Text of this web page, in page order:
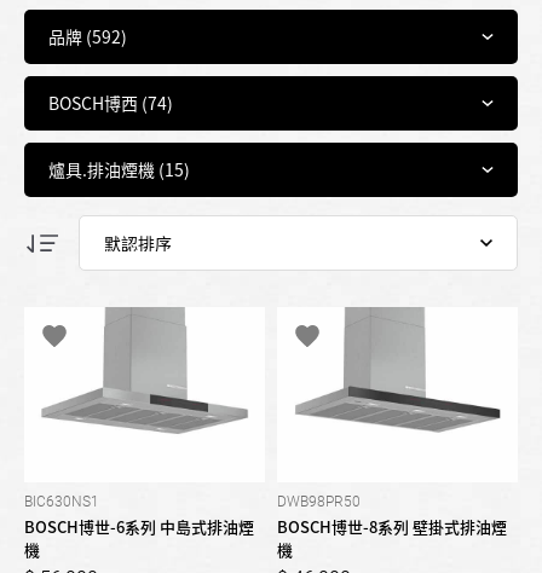
BIC630NS1
BOSCH博世-6系列 中島式排油煙
機
DWB98PR50
BOSCH博世-8系列 壁掛式排油煙
機